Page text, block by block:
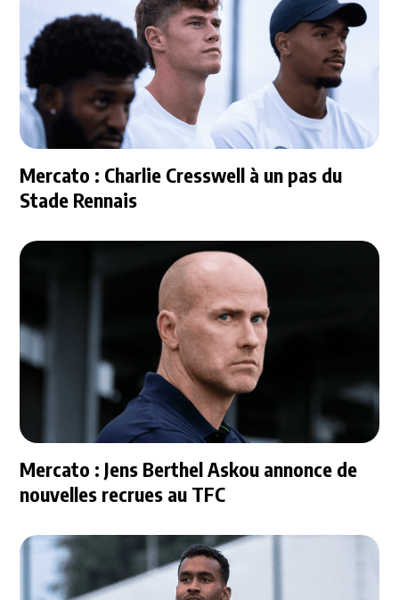
Mercato : Charlie Cresswell à un pas du
Stade Rennais
Mercato : Jens Berthel Askou annonce de
nouvelles recrues au TFC